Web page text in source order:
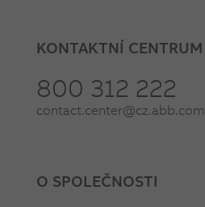
KONTAKTNÍ CENTRUM
800 312 222
contact.center@cz.abb.com
O SPOLEČNOSTI